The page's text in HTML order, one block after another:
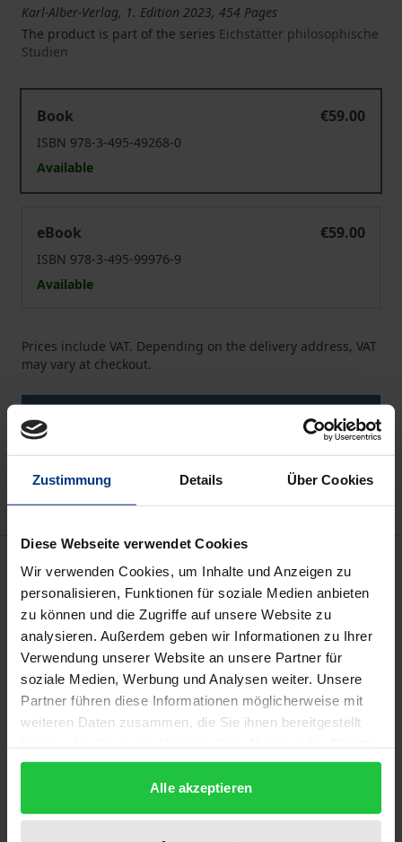
Zustimmung Details Über Cookies
Diese Webseite verwendet Cookies
Wir verwenden Cookies, um Inhalte und Anzeigen zu
personalisieren, Funktionen für soziale Medien anbieten
zu können und die Zugriffe auf unsere Website zu
analysieren. Außerdem geben wir Informationen zu Ihrer
Verwendung unserer Website an unsere Partner für
soziale Medien, Werbung und Analysen weiter. Unsere
Partner führen diese Informationen möglicherweise mit
weiteren Daten zusammen, die Sie ihnen bereitgestellt
gesammelt haben.
Alle akzeptieren
Karl-Alber-Verlag, 1. Edition 2023, 454 Pages
The product is part of the series Eichstätter philosophische
Studien
Book
€59.00
ISBN 978-3-495-49268-0
Available
eBook
€59.00
ISBN 978-3-495-99976-9
Available
Prices include VAT. Depending on the delivery address, VAT
may vary at checkout.
Add to Wish List
"Der Herr gab es ihm im Schlaf …" Vor vierhundert
Jahren entwarf René Descartes in Neuburg im
Traum die Methode der „wunderbaren
Wissenschaft“, die zum Fundament der rationalen
Wissenschaft der Neuzeit werden sollte. Eine
ist in dem vorliegenden Band dokumentiert, die
diesen gewaltigen Schritt des philosophischen und
wissenschaftlichen Denkens rekonstruiert und sich